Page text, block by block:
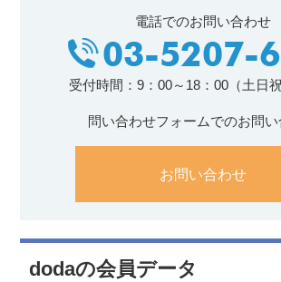
電話でのお問い合わせ
受付時間：9：00～18：00（土日祝
問い合わせフォームでのお問
お問い合わせ
dodaの会員データ